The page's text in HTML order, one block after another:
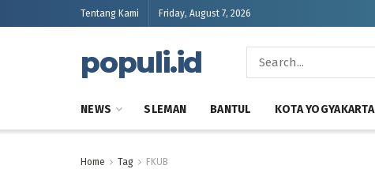
Tentang Kami Friday, August 7, 2026
populi.id
NEWS SLEMAN BANTUL KOTA YOGYAKARTA
Home Tag FKUB